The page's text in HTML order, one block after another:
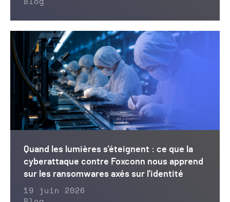
Blog
Quand les lumières s'éteignent : ce que la
cyberattaque contre Foxconn nous apprend
sur les ransomwares axés sur l'identité
19 juin 2026